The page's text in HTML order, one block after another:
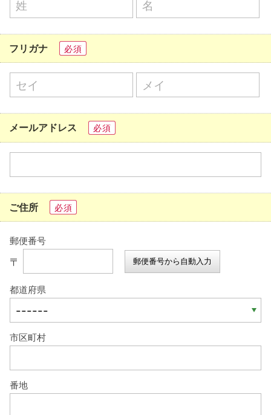
フリガナ 必須
メールアドレス 必須
ご住所 必須
郵便番号
〒 郵便番号から自動入力
都道府県
市区町村
番地